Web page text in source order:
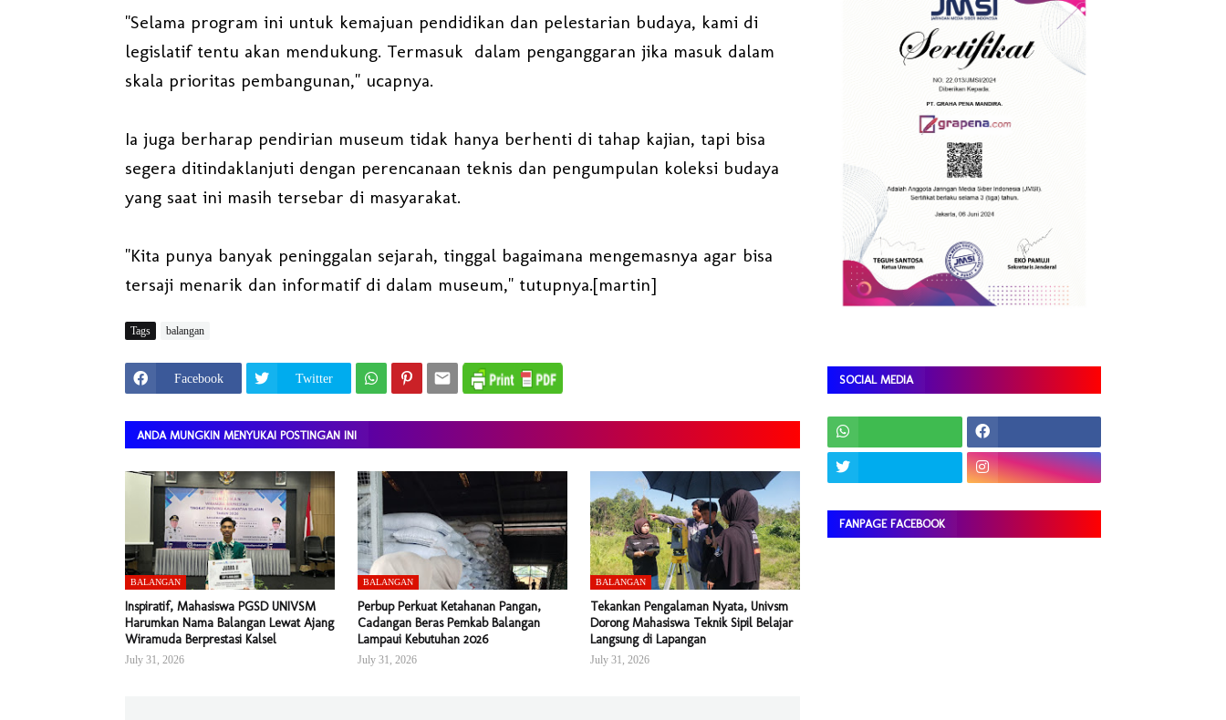
"Selama program ini untuk kemajuan pendidikan dan pelestarian budaya, kami di
legislatif tentu akan mendukung. Termasuk dalam penganggaran jika masuk dalam
skala prioritas pembangunan," ucapnya.
Ia juga berharap pendirian museum tidak hanya berhenti di tahap kajian, tapi bisa
segera ditindaklanjuti dengan perencanaan teknis dan pengumpulan koleksi budaya
yang saat ini masih tersebar di masyarakat.
"Kita punya banyak peninggalan sejarah, tinggal bagaimana mengemasnya agar bisa
tersaji menarik dan informatif di dalam museum," tutupnya.[martin]
Tags balangan
Facebook Twitter
ANDA MUNGKIN MENYUKAI POSTINGAN INI
BALANGAN
Inspiratif, Mahasiswa PGSD UNIVSM
Harumkan Nama Balangan Lewat Ajang
Wiramuda Berprestasi Kalsel
July 31, 2026
BALANGAN
Perbup Perkuat Ketahanan Pangan,
Cadangan Beras Pemkab Balangan
Lampaui Kebutuhan 2026
July 31, 2026
BALANGAN
Tekankan Pengalaman Nyata, Univsm
Dorong Mahasiswa Teknik Sipil Belajar
Langsung di Lapangan
July 31, 2026
SOCIAL MEDIA
FANPAGE FACEBOOK